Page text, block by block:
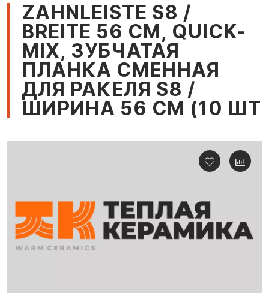
ZAHNLEISTE S8 /
BREITE 56 CM, QUICK-
MIX, ЗУБЧАТАЯ
ПЛАНКА СМЕННАЯ
ДЛЯ РАКЕЛЯ S8 /
ШИРИНА 56 СМ (10 ШТ